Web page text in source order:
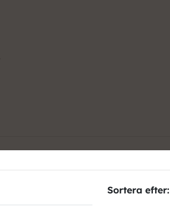
Sortera efter: